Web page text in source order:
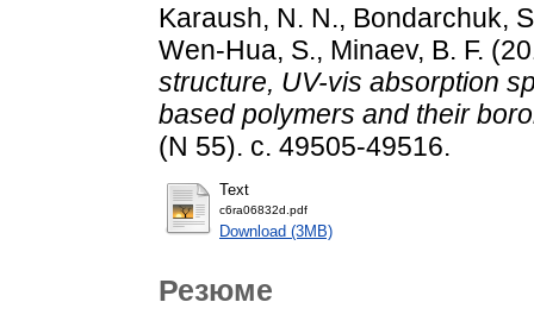
Karaush, N. N., Bondarchuk,
Wen-Hua, S., Minaev, B. F.
structure, UV-vis absorption
based polymers and their
(N 55). с. 49505-49516.
Text
c6ra06832d.pdf
Download (3MB)
Резюме